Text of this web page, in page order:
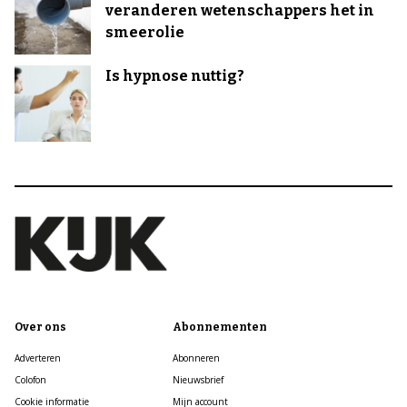
veranderen wetenschappers het in
smeerolie
Is hypnose nuttig?
Over ons
Adverteren
Colofon
Cookie informatie
Abonnementen
Abonneren
Nieuwsbrief
Mijn account